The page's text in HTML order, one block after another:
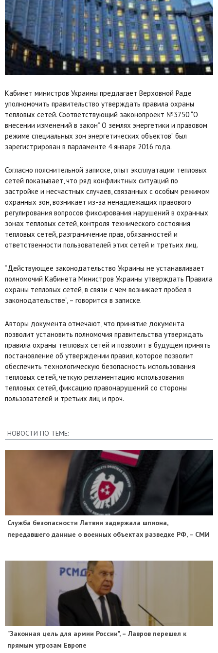
Кабинет министров Украины предлагает Верховной Раде
уполномочить правительство утверждать правила охраны
тепловых сетей. Соответствующий законопроект №3750 “О
внесении изменений в закон” О землях энергетики и правовом
режиме специальных зон энергетических объектов” был
зарегистрирован в парламенте 4 января 2016 года.
Согласно пояснительной записке, опыт эксплуатации тепловых
сетей показывает, что ряд конфликтных ситуаций по
застройке и несчастных случаев, связанных с особым режимом
охранных зон, возникает из-за ненадлежащих правового
регулирования вопросов фиксирования нарушений в охранных
зонах тепловых сетей, контроля технического состояния
тепловых сетей, разграничение прав, обязанностей и
ответственности пользователей этих сетей и третьих лиц.
“Действующее законодательство Украины не устанавливает
полномочий Кабинета Министров Украины утверждать Правила
охраны тепловых сетей, в связи с чем возникает пробел в
законодательстве”, – говорится в записке.
Авторы документа отмечают, что принятие документа
позволит установить полномочия правительства утверждать
правила охраны тепловых сетей и позволит в будущем принять
постановление об утверждении правил, которое позволит
обеспечить технологическую безопасность использования
тепловых сетей, четкую регламентацию использования
тепловых сетей, фиксацию правонарушений со стороны
пользователей и третьих лиц и проч.
НОВОСТИ ПО ТЕМЕ:
Служба безопасности Латвии задержала шпиона,
передавшего данные о военных объектах разведке РФ, – СМИ
"Законная цель для армии России", – Лавров перешел к
прямым угрозам Европе